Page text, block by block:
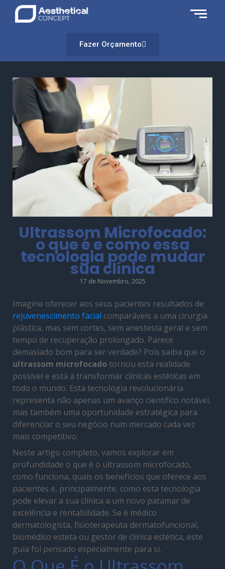
Fazer Orçamento
Ultrassom Microfocado:
o que é e como essa
tecnologia pode mudar
sua clínica
17 de Novembro, 2025
Imagine oferecer aos seus pacientes resultados de
rejuvenescimento facial comparáveis a uma cirurgia
plástica, mas sem cortes, sem anestesia geral e sem
tempo de recuperação prolongado. Parece
demasiado bom para ser verdade? Pois saiba que o
ultrassom microfocadotornou esta realidade
possível e está a transformar clínicas estéticas em
todo o mundo. Esta tecnologia revolucionária
representa não apenas um avanço científico notável,
mas também uma oportunidade estratégica para
diferenciar o seu negócio num mercado cada vez
mais competitivo.
Neste artigo completo, vamos explorar em
profundidade o que é o ultrassom microfocado,
como funciona, quais os benefícios que oferece aos
pacientes e, principalmente, como esta tecnologia
pode elevar a sua clínica a um novo patamar de
excelência e rentabilidade. Se é médico
dermatologista, fisioterapeuta dermatofuncional,
biomédico esteta ou gestor de clínica estética, este
guia foi pensado especialmente para si.